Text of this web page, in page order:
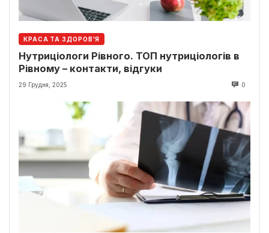
КРАСА ТА ЗДОРОВ'Я
Нутриціологи Рівного. ТОП нутриціологів в
Рівному – контакти, відгуки
29 Грудня, 2025 0